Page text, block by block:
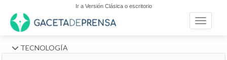
Ir a Versión Clásica o escritorio
Toggle
TECNOLOGÍA